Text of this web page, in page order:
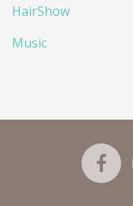
HairShow
Music